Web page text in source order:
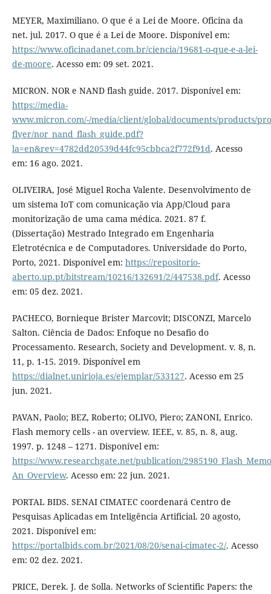
MEYER, Maximiliano. O que é a Lei de Moore. Oficina da
net. jul. 2017. O que é a Lei de Moore. Disponível em:
https://www.oficinadanet.com.br/ciencia/19681-o-que-e-a-lei-
de-moore. Acesso em: 09 set. 2021.
MICRON. NOR e NAND flash guide. 2017. Disponível em:
https://media-
www.micron.com/-/media/client/global/documents/products/
flyer/nor_nand_flash_guide.pdf?
la=en&rev=4782dd20539d44fc95cbbca2f772f91d. Acesso
em: 16 ago. 2021.
OLIVEIRA, José Miguel Rocha Valente. Desenvolvimento de
um sistema IoT com comunicação via App/Cloud para
monitorização de uma cama médica. 2021. 87 f.
(Dissertação) Mestrado Integrado em Engenharia
Eletrotécnica e de Computadores. Universidade do Porto,
Porto, 2021. Disponível em: https://repositorio-
aberto.up.pt/bitstream/10216/132691/2/447538.pdf. Acesso
em: 05 dez. 2021.
PACHECO, Bornieque Brister Marcovit; DISCONZI, Marcelo
Salton. Ciência de Dados: Enfoque no Desafio do
Processamento. Research, Society and Development. v. 8, n.
11, p. 1-15. 2019. Disponível em
https://dialnet.unirioja.es/ejemplar/533127. Acesso em 25
jun. 2021.
PAVAN, Paolo; BEZ, Roberto; OLIVO, Piero; ZANONI, Enrico.
Flash memory cells - an overview. IEEE, v. 85, n. 8, aug.
1997. p. 1248 – 1271. Disponível em:
https://www.researchgate.net/publication/
An_Overview. Acesso em: 22 jun. 2021.
PORTAL BIDS. SENAI CIMATEC coordenará Centro de
Pesquisas Aplicadas em Inteligência Artificial. 20 agosto,
2021. Disponível em:
https://portalbids.com.br/2021/08/20/senai-cimatec-2/. Acesso
em: 02 dez. 2021.
PRICE, Derek. J. de Solla. Networks of Scientific Papers: the